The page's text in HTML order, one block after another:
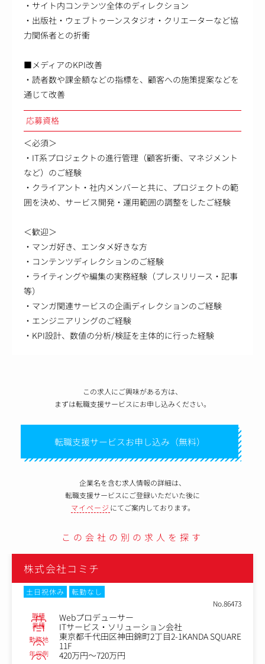
・サイト内コンテンツ全体のディレクション
・出版社・ウェブトゥーンスタジオ・クリエーターなど協
力関係者との折衝
■メディアのKPI改善
・読者数や課金額などの指標を、顧客への施策提案などを
通じて改善
応募資格
＜必須＞
・IT系プロジェクトの進行管理（顧客折衝、マネジメント
など）のご経験
・クライアント・社内メンバーと共に、プロジェクトの範
囲を決め、サービス開発・運用範囲の調整をしたご経験
＜歓迎＞
・マンガ好き、エンタメ好きな方
・コンテンツディレクションのご経験
・ライティングや編集の実務経験（プレスリリース・記事
等）
・マンガ関連サービスの企画ディレクションのご経験
・エンジニアリングのご経験
・KPI設計、数値の分析/検証を主体的に行った経験
この求人にご興味がある方は、
まずは転職支援サービスにお申し込みください。
転職支援サービスお申し込み（無料）
企業名を含む求人情報の詳細は、
転職支援サービスにご登録いただいた後に
マイページ にてご案内しております。
この会社の別の求人を探す
株式会社コミチ
土日祝休み
転勤なし
No.86473
職種 Webプロデューサー
業種 ITサービス・ソリューション会社
勤務地
東京都千代田区神田錦町2丁目2-1KANDA SQUARE
11F
年収例 420万円～720万円